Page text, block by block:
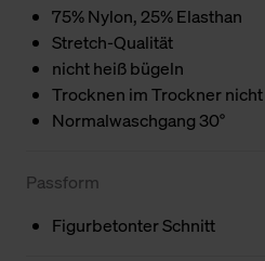
75% Nylon, 25% Elasthan
Stretch-Qualität
nicht heiß bügeln
Trocknen im Trockner
Normalwaschgang 30°
Passform
Figurbetonter Schnitt